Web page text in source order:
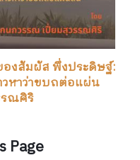
งสัมผัส พึ่งประดิษฐ์:
หาว่าขบถต่อแผ่น
รณศิริ
Page